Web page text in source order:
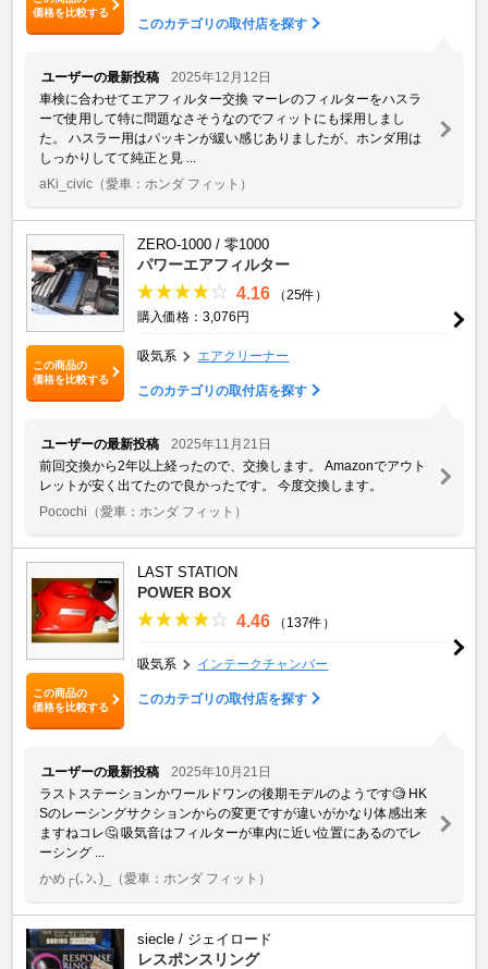
価格を比較する
このカテゴリの取付店を探す
ユーザーの最新投稿
2025年12月12日
車検に合わせてエアフィルター交換 マーレのフィルターをハスラ
ーで使用して特に問題なさそうなのでフィットにも採用しまし
た。 ハスラー用はパッキンが緩い感じありましたが、ホンダ用は
しっかりしてて純正と見 ...
aKi_civic （愛車：ホンダ フィット）
この商品の
価格を比較する
ZERO-1000 / 零1000
パワーエアフィルター
4.16
（25件）
購入価格：3,076円
吸気系 エアクリーナー
このカテゴリの取付店を探す
ユーザーの最新投稿
2025年11月21日
前回交換から2年以上経ったので、交換します。 Amazonでアウト
レットが安く出てたので良かったです。 今度交換します。
Pocochi （愛車：ホンダ フィット）
この商品の
価格を比較する
LAST STATION
POWER BOX
4.46 （137件）
吸気系 インテークチャンバー
このカテゴリの取付店を探す
ユーザーの最新投稿
2025年10月21日
ラストステーションかワールドワンの後期モデルのようです🧐 HK
Sのレーシングサクションからの変更ですが違いがかなり体感出来
ますねコレ🤔 吸気音はフィルターが車内に近い位置にあるのでレ
ーシング ...
かめ┌(､ﾝ､)_
（愛車：ホンダ フィット）
siecle / ジェイロード
レスポンスリング